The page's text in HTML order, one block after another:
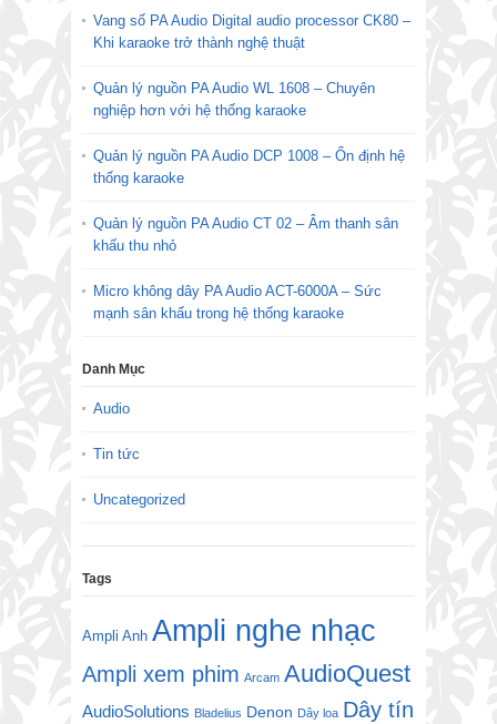
Vang số PA Audio Digital audio processor CK80 –
Khi karaoke trở thành nghệ thuật
Quản lý nguồn PA Audio WL 1608 – Chuyên
nghiệp hơn với hệ thống karaoke
Quản lý nguồn PA Audio DCP 1008 – Ổn định hệ
thống karaoke
Quản lý nguồn PA Audio CT 02 – Âm thanh sân
khấu thu nhỏ
Micro không dây PA Audio ACT-6000A – Sức
mạnh sân khấu trong hệ thống karaoke
Danh Mục
Audio
Tin tức
Uncategorized
Tags
Ampli Anh Ampli nghe nhạc
Ampli xem phim Arcam AudioQuest
AudioSolutions Bladelius Denon Dây loa Dây tín